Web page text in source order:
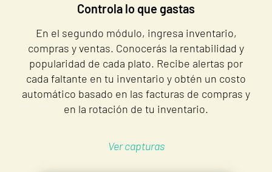
Controla lo que gastas
En el segundo módulo, ingresa inventario,
compras y ventas. Conocerás la rentabilidad y
popularidad de cada plato. Recibe alertas por
cada faltante en tu inventario y obtén un costo
automático basado en las facturas de compras y
en la rotación de tu inventario.
Ver capturas